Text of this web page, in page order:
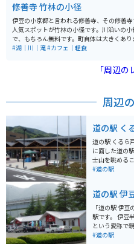
ドリンクを味わいながら、ふかふかのマット
スできる完全予約制のプライベートラウン
と過ごせる足湯など見どころがたくさんあ
修善寺 竹林の小径
伊豆の小京都と言われる修善寺、その修善
人気スポットが竹林の小径です。川沿いの
で、もちろん無料です。町自体は大きくあ
昨年の大河ドラマで舞台になったこともあり
く、日帰り温泉、足湯、美味しいお蕎麦な
#湖｜川｜滝#カフェ｜軽食
「周辺
周辺
道の駅 く
道の駅 くるら
に面した道の
士山を眺める
ります。 地元でとれた新鮮な魚介類を販売する「くるら
す。お土産に
す。 バイクで訪れる場合は、道の駅に隣接する「戸田漁
港展望広場」
います。駿河
真を撮るのも
#道の駅
道の駅 伊
「道の駅 伊
駅です。 伊豆半島のほぼ中心に位置し、「伊豆のへそ」
という愛称で
売所や、伊豆
#道の駅